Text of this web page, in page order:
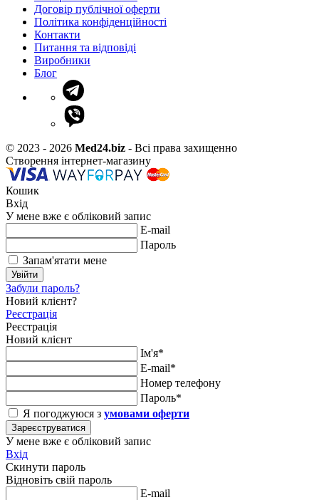
Договір публічної оферти
Політика конфіденційності
Контакти
Питання та відповіді
Виробники
Блог
© 2023 - 2026 Med24.biz - Всі права захищенно
Створення інтернет-магазину
Кошик
Вхід
У мене вже є обліковий запис
E-mail
Пароль
Запам'ятати мене
Увійти
Забули пароль?
Новий клієнт?
Реєстрація
Реєстрація
Новий клієнт
Ім'я*
E-mail*
Номер телефону
Пароль*
Я погоджуюся з умовами оферти
Зареєструватися
У мене вже є обліковий запис
Вхід
Скинути пароль
Відновіть свій пароль
E-mail